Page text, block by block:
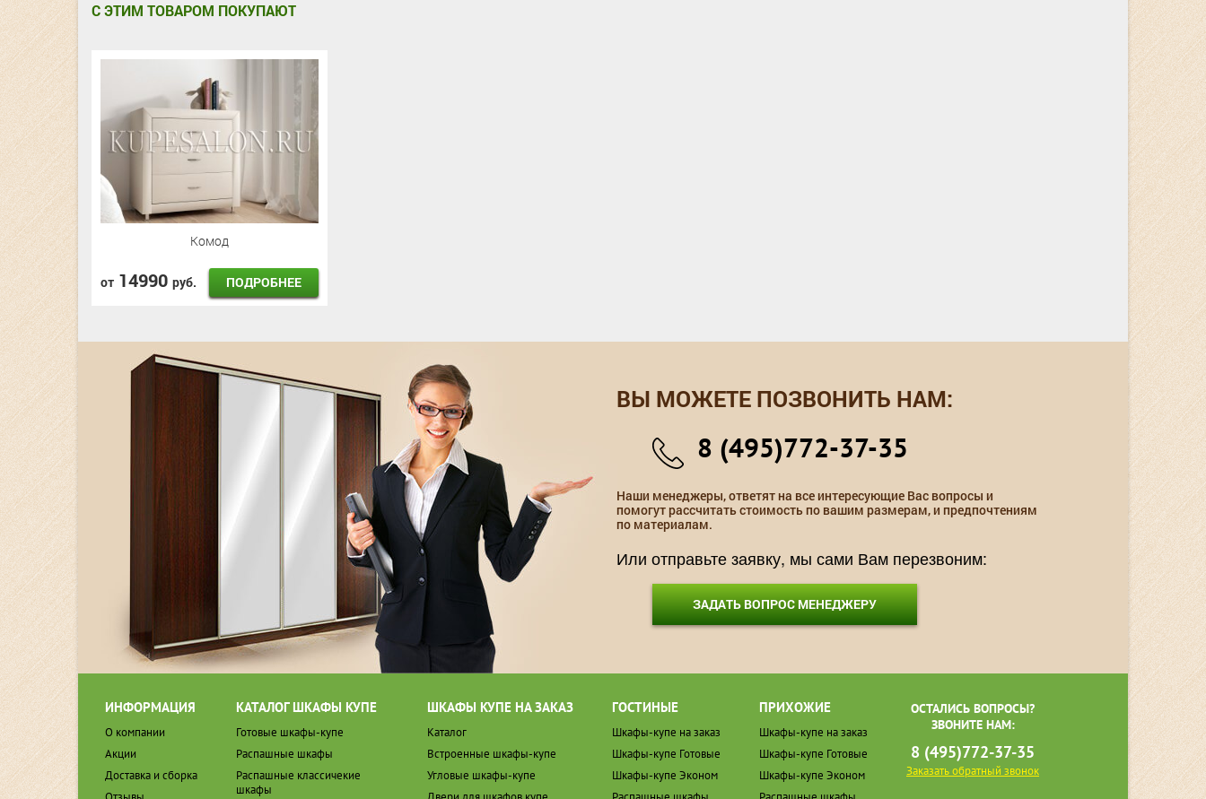
С ЭТИМ ТОВАРОМ ПОКУПАЮТ
Комод
от 14990 руб. ПОДРОБНЕЕ
ВЫ МОЖЕТЕ ПОЗВОНИТЬ НАМ:
8 (495)772-37-35
Наши менеджеры, ответят на все интересующие Вас вопросы и
помогут рассчитать стоимость по вашим размерам, и предпочтениям
по материалам.
Или отправьте заявку, мы сами Вам перезвоним:
ЗАДАТЬ ВОПРОС МЕНЕДЖЕРУ
ИНФОРМАЦИЯ
О компании
Акции
Доставка и сборка
КАТАЛОГ ШКАФЫ КУПЕ
Готовые шкафы-купе
Распашные шкафы
Распашные классичекие
шкафы
ШКАФЫ КУПЕ НА ЗАКАЗ
Каталог
Встроенные шкафы-купе
Угловые шкафы-купе
ГОСТИНЫЕ
Шкафы-купе на заказ
Шкафы-купе Готовые
Шкафы-купе Эконом
ПРИХОЖИЕ
Шкафы-купе на заказ
Шкафы-купе Готовые
Шкафы-купе Эконом
ОСТАЛИСЬ ВОПРОСЫ?
ЗВОНИТЕ НАМ:
8 (495)772-37-35
Заказать обратный звонок